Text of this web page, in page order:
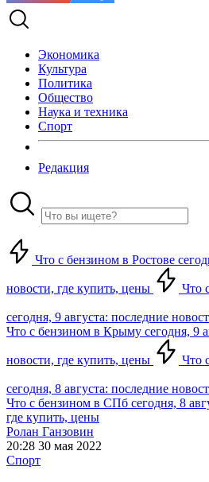
Экономика
Культура
Политика
Общество
Наука и техника
Спорт
Редакция
Что с бензином в Ростове
новости, где купить, цены Что
сегодня, 9 августа: последние
Что с бензином в Крыму сегодня, 9
новости, где купить, цены Что
сегодня, 8 августа: последние
Что с бензином в СПб сегодня, 8
где купить, цены
Ролан Ганзовин
20:28 30 мая 2022
Спорт